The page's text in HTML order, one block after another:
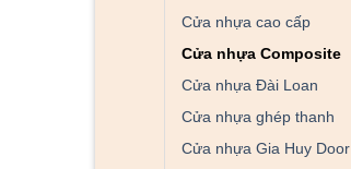
Cửa nhựa cao cấp
Cửa nhựa Composite
Cửa nhựa Đài Loan
Cửa nhựa ghép thanh
Cửa nhựa Gia Huy Door